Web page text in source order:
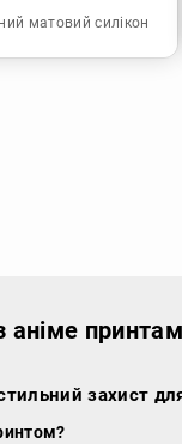
матовий силікон
аніме
захист